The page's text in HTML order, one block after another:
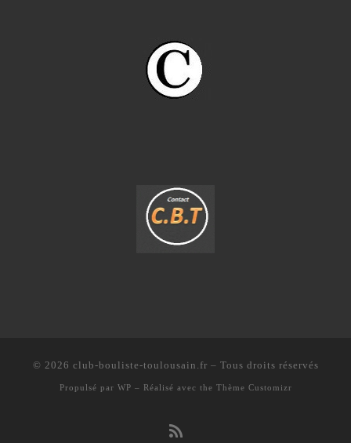
© 2026 club-bouliste-toulousain.fr – Tous droits réservés
Propulsé par WP – Réalisé avec the Thème Customizr